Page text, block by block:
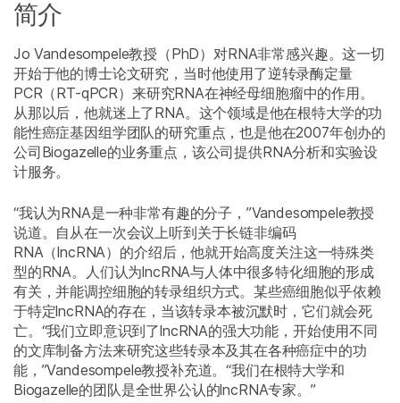
简介
Jo Vandesompele教授（PhD）对RNA非常感兴趣。这一切
开始于他的博士论文研究，当时他使用了逆转录酶定量
PCR（RT-qPCR）来研究RNA在神经母细胞瘤中的作用。
从那以后，他就迷上了RNA。这个领域是他在根特大学的功
能性癌症基因组学团队的研究重点，也是他在2007年创办的
公司Biogazelle的业务重点，该公司提供RNA分析和实验设
计服务。
“我认为RNA是一种非常有趣的分子，”Vandesompele教授
说道。自从在一次会议上听到关于长链非编码
RNA（lncRNA）的介绍后，他就开始高度关注这一特殊类
型的RNA。人们认为lncRNA与人体中很多特化细胞的形成
有关，并能调控细胞的转录组织方式。某些癌细胞似乎依赖
于特定lncRNA的存在，当该转录本被沉默时，它们就会死
亡。“我们立即意识到了lncRNA的强大功能，开始使用不同
的文库制备方法来研究这些转录本及其在各种癌症中的功
能，”Vandesompele教授补充道。“我们在根特大学和
Biogazelle的团队是全世界公认的lncRNA专家。”